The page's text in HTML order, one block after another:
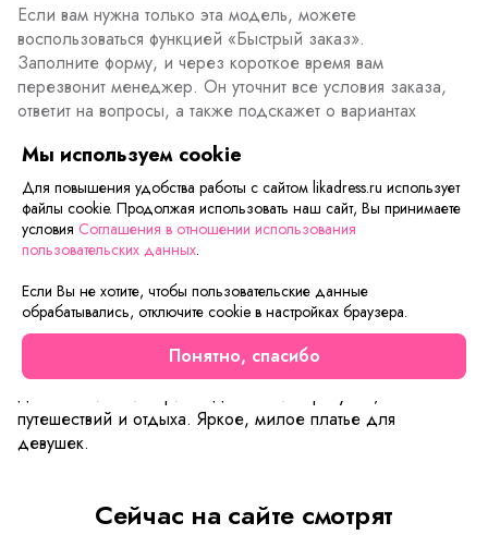
Если вам нужна только эта модель, можете
воспользоваться функцией «Быстрый заказ».
Заполните форму, и через короткое время вам
перезвонит менеджер. Он уточнит все условия заказа,
ответит на вопросы, а также подскажет о вариантах
Описание товараХарактеристики товараОтзывы
ярусное платье с застежкой на пуговицы. Уникальность и
шарм модели придают выточки у горловины и сборка на
юбочке. Парящее, легкое и пышное платье. Простое и в
то же время очень привлекательное платье на каждый
день. Отличный вариант для летних прогулок,
путешествий и отдыха. Яркое, милое платье для
девушек.
Сейчас на сайте смотрят
Мы используем cookie
Для повышения удобства работы с сайтом likadress.ru использует
файлы cookie. Продолжая использовать наш сайт, Вы принимаете
условия Соглашения в отношении использования
пользовательских данных.
Если Вы не хотите, чтобы пользовательские данные
обрабатывались, отключите cookie в настройках браузера.
Понятно, спасибо